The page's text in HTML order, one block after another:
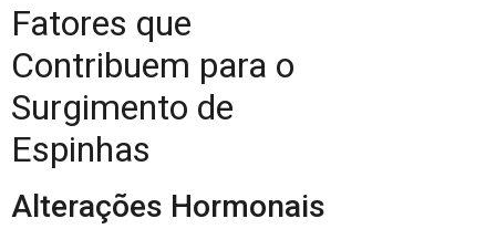
Fatores que
Contribuem para o
Surgimento de
Espinhas
Alterações Hormonais